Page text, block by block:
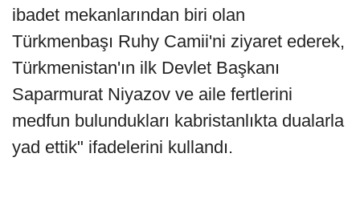
ibadet mekanlarından biri olan
Türkmenbaşı Ruhy Camii'ni ziyaret ederek,
Türkmenistan'ın ilk Devlet Başkanı
Saparmurat Niyazov ve aile fertlerini
medfun bulundukları kabristanlıkta dualarla
yad ettik" ifadelerini kullandı.